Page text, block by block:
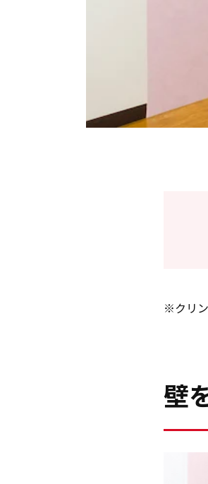
※クリ
壁